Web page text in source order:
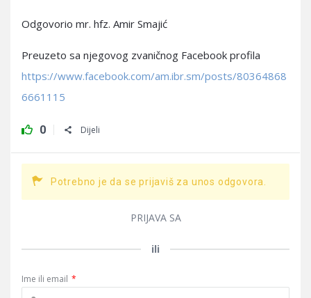
Odgovorio mr. hfz. Amir Smajić
Preuzeto sa njegovog zvaničnog Facebook profila
https://www.facebook.com/am.ibr.sm/posts/80364868
6661115
0 Dijeli
Potrebno je da se prijaviš za unos odgovora.
PRIJAVA SA
ili
Ime ili email *